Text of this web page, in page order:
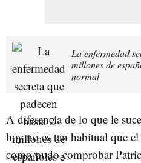
La enfermedad
millones de
normal
A diferencia de lo que le
hoy no es tan habitual que
como pudo comprobar